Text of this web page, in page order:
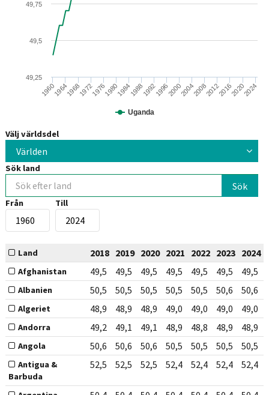
Uganda
19601964196819721976198019841988199219962000200420082012201620202024
49,25
49,5
49,75
Välj världsdel
Världen
Sök land
Från Till
Land 2018 2019 2020 2021 2022 2023 2024
Afghanistan 49,5 49,5 49,5 49,5 49,5 49,5 49,5
Albanien 50,5 50,5 50,5 50,5 50,5 50,6 50,6
Algeriet 48,9 48,9 48,9 49,0 49,0 49,0 49,0
Andorra 49,2 49,1 49,1 48,9 48,8 48,9 48,9
Angola 50,6 50,6 50,6 50,5 50,5 50,5 50,5
Antigua &
Barbuda
52,5 52,5 52,5 52,4 52,4 52,4 52,4